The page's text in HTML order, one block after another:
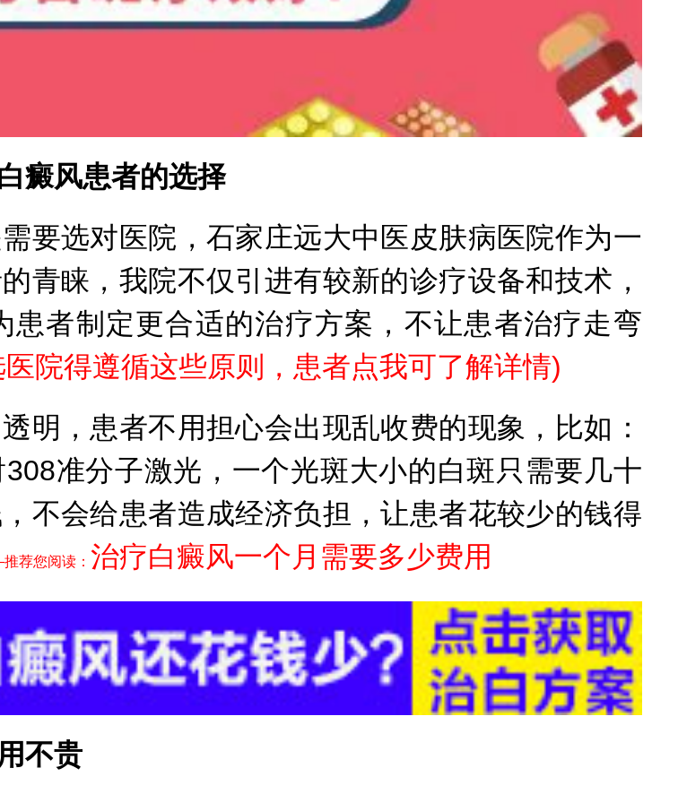
癜风患者的选择
选对医院，石家庄远大中医皮肤病医院作为一
青睐，我院不仅引进有较新的诊疗设备和技术，
者制定更合适的治疗方案，不让患者治疗走弯
院得遵循这些原则，患者点我可了解详情)
，患者不用担心会出现乱收费的现象，比如：
准分子激光，一个光斑大小的白斑只需要几十
不会给患者造成经济负担，让患者花较少的钱得
荐您阅读： 治疗白癜风一个月需要多少费用
不贵